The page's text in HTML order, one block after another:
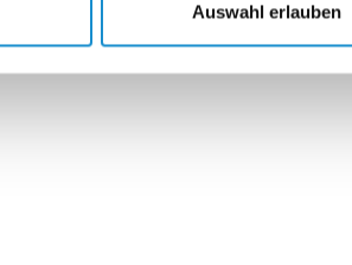
Auswahl erlauben